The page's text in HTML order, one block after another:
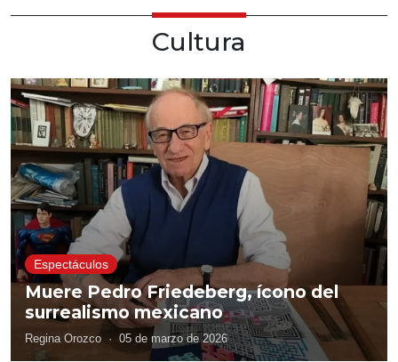
Cultura
Espectáculos
Muere Pedro Friedeberg, ícono del
surrealismo mexicano
Regina Orozco · 05 de marzo de 2026